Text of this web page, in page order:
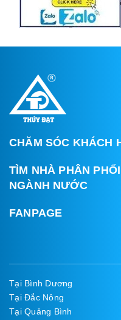
CHĂM SÓC KHÁCH
TÌM NHÀ PHÂN
NGÀNH NƯỚC
FANPAGE
Tại Bình Dương
Tại Đắc Nông
Tại Quảng Bình